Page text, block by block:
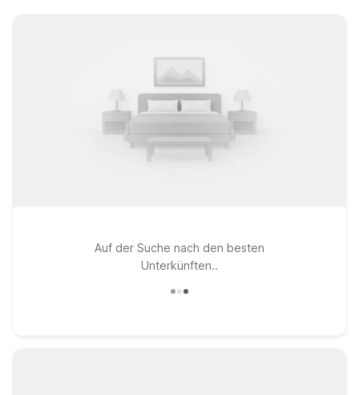
Auf der Suche nach den besten
Unterkünften..